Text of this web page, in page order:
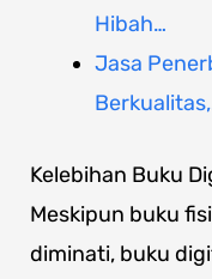
Hibah…
Jasa
Kelebihan Buku
Meskipun buku
diminati, buku